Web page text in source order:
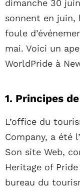
dimanche 30
sonnent en juin,
foule
mai. Voici un
WorldPride à
1. Principes
L’office du
Company, a été
Son site Web,
Heritage of
bureau du